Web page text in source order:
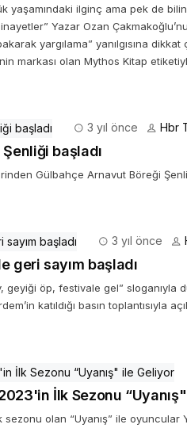
yaşamındaki ilginç ama pek de
Yazar Ozan
yargılama” yanılgısına
markası olan Mythos Kitap
3 yıl önce Hbr
başladı
Gülbahçe Arnavut Böreği
3 yıl önce
geri sayım başladı
geyiği öp, festivale gel” sloganıyla
katıldığı basın toplantısıyla
İlk Sezonu
sezonu olan “Uyanış” ile oyuncular